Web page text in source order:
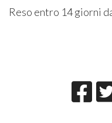
Reso entro 14 giorni